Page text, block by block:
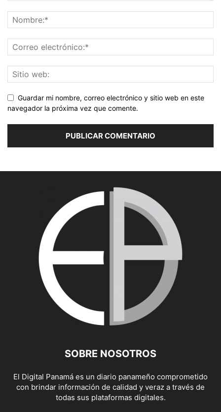
Guardar mi nombre, correo electrónico y sitio web en este
navegador la próxima vez que comente.
SOBRE NOSOTROS
El Digital Panamá es un diario panameño comprometido
con brindar información de calidad y veraz a través de
todas sus plataformas digitales.